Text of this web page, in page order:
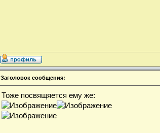
Заголовок сообщения:
Тоже посвящяется ему же: